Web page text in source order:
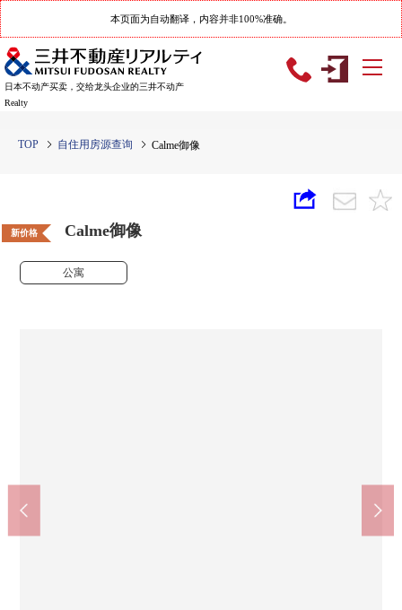
本页面为自动翻译，内容并非100%准确。
日本不动产买卖，交给龙头企业的三井不动产
Realty
TOP 自住用房源查询 Calme御像
新价格 Calme御像
公寓